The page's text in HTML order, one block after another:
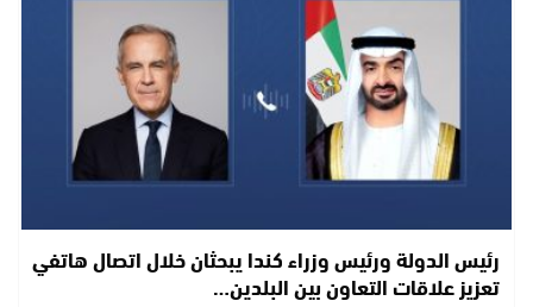
رئيس الدولة ورئيس وزراء كندا يبحثان خلال اتصال هاتفي
تعزيز علاقات التعاون بين البلدين…